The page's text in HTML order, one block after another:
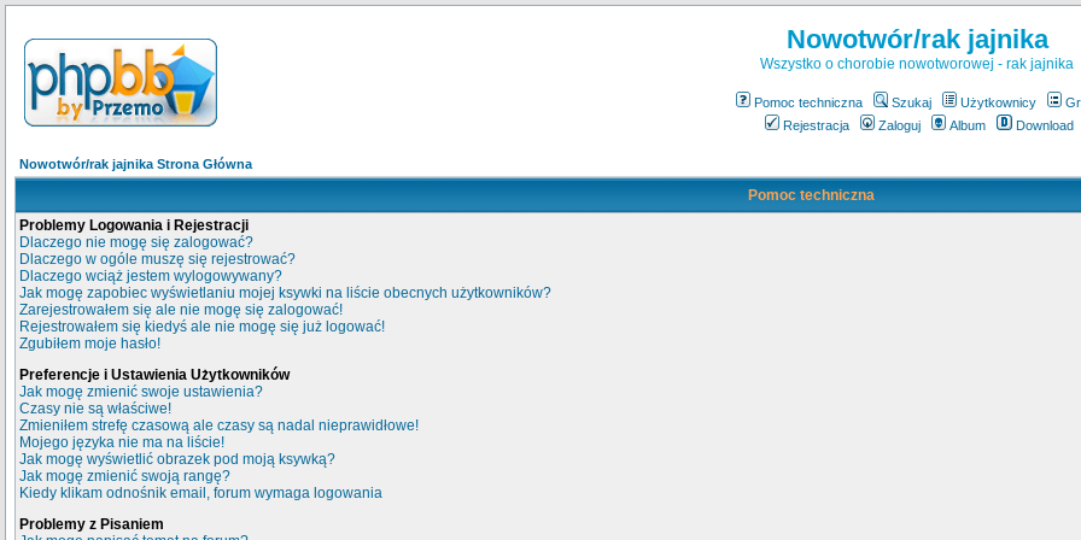
Nowotwór/rak jajnika
Wszystko o chorobie nowotworowej - rak jajnika
Pomoc techniczna Szukaj Użytkownicy
Rejestracja
Zaloguj Album Download
Nowotwór/rak jajnika Strona Główna
Pomoc techniczna
Problemy Logowania i Rejestracji
Dlaczego nie mogę się zalogować?
Dlaczego w ogóle muszę się rejestrować?
Dlaczego wciąż jestem wylogowywany?
Jak mogę zapobiec wyświetlaniu mojej ksywki na liście obecnych użytkowników?
Zarejestrowałem się ale nie mogę się zalogować!
Rejestrowałem się kiedyś ale nie mogę się już logować!
Zgubiłem moje hasło!
Preferencje i Ustawienia Użytkowników
Jak mogę zmienić swoje ustawienia?
Czasy nie są właściwe!
Zmieniłem strefę czasową ale czasy są nadal nieprawidłowe!
Mojego języka nie ma na liście!
Jak mogę wyświetlić obrazek pod moją ksywką?
Jak mogę zmienić swoją rangę?
Kiedy klikam odnośnik email, forum wymaga logowania
Problemy z Pisaniem